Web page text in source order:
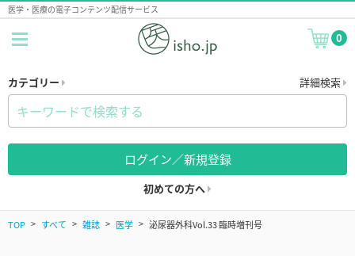
医学・医療の電子コンテンツ配信サービス
0
カテゴリー 詳細検索
ログイン／新規登録
初めての方へ
TOP すべて 雑誌 医学 泌尿器外科Vol.33 臨時増刊号